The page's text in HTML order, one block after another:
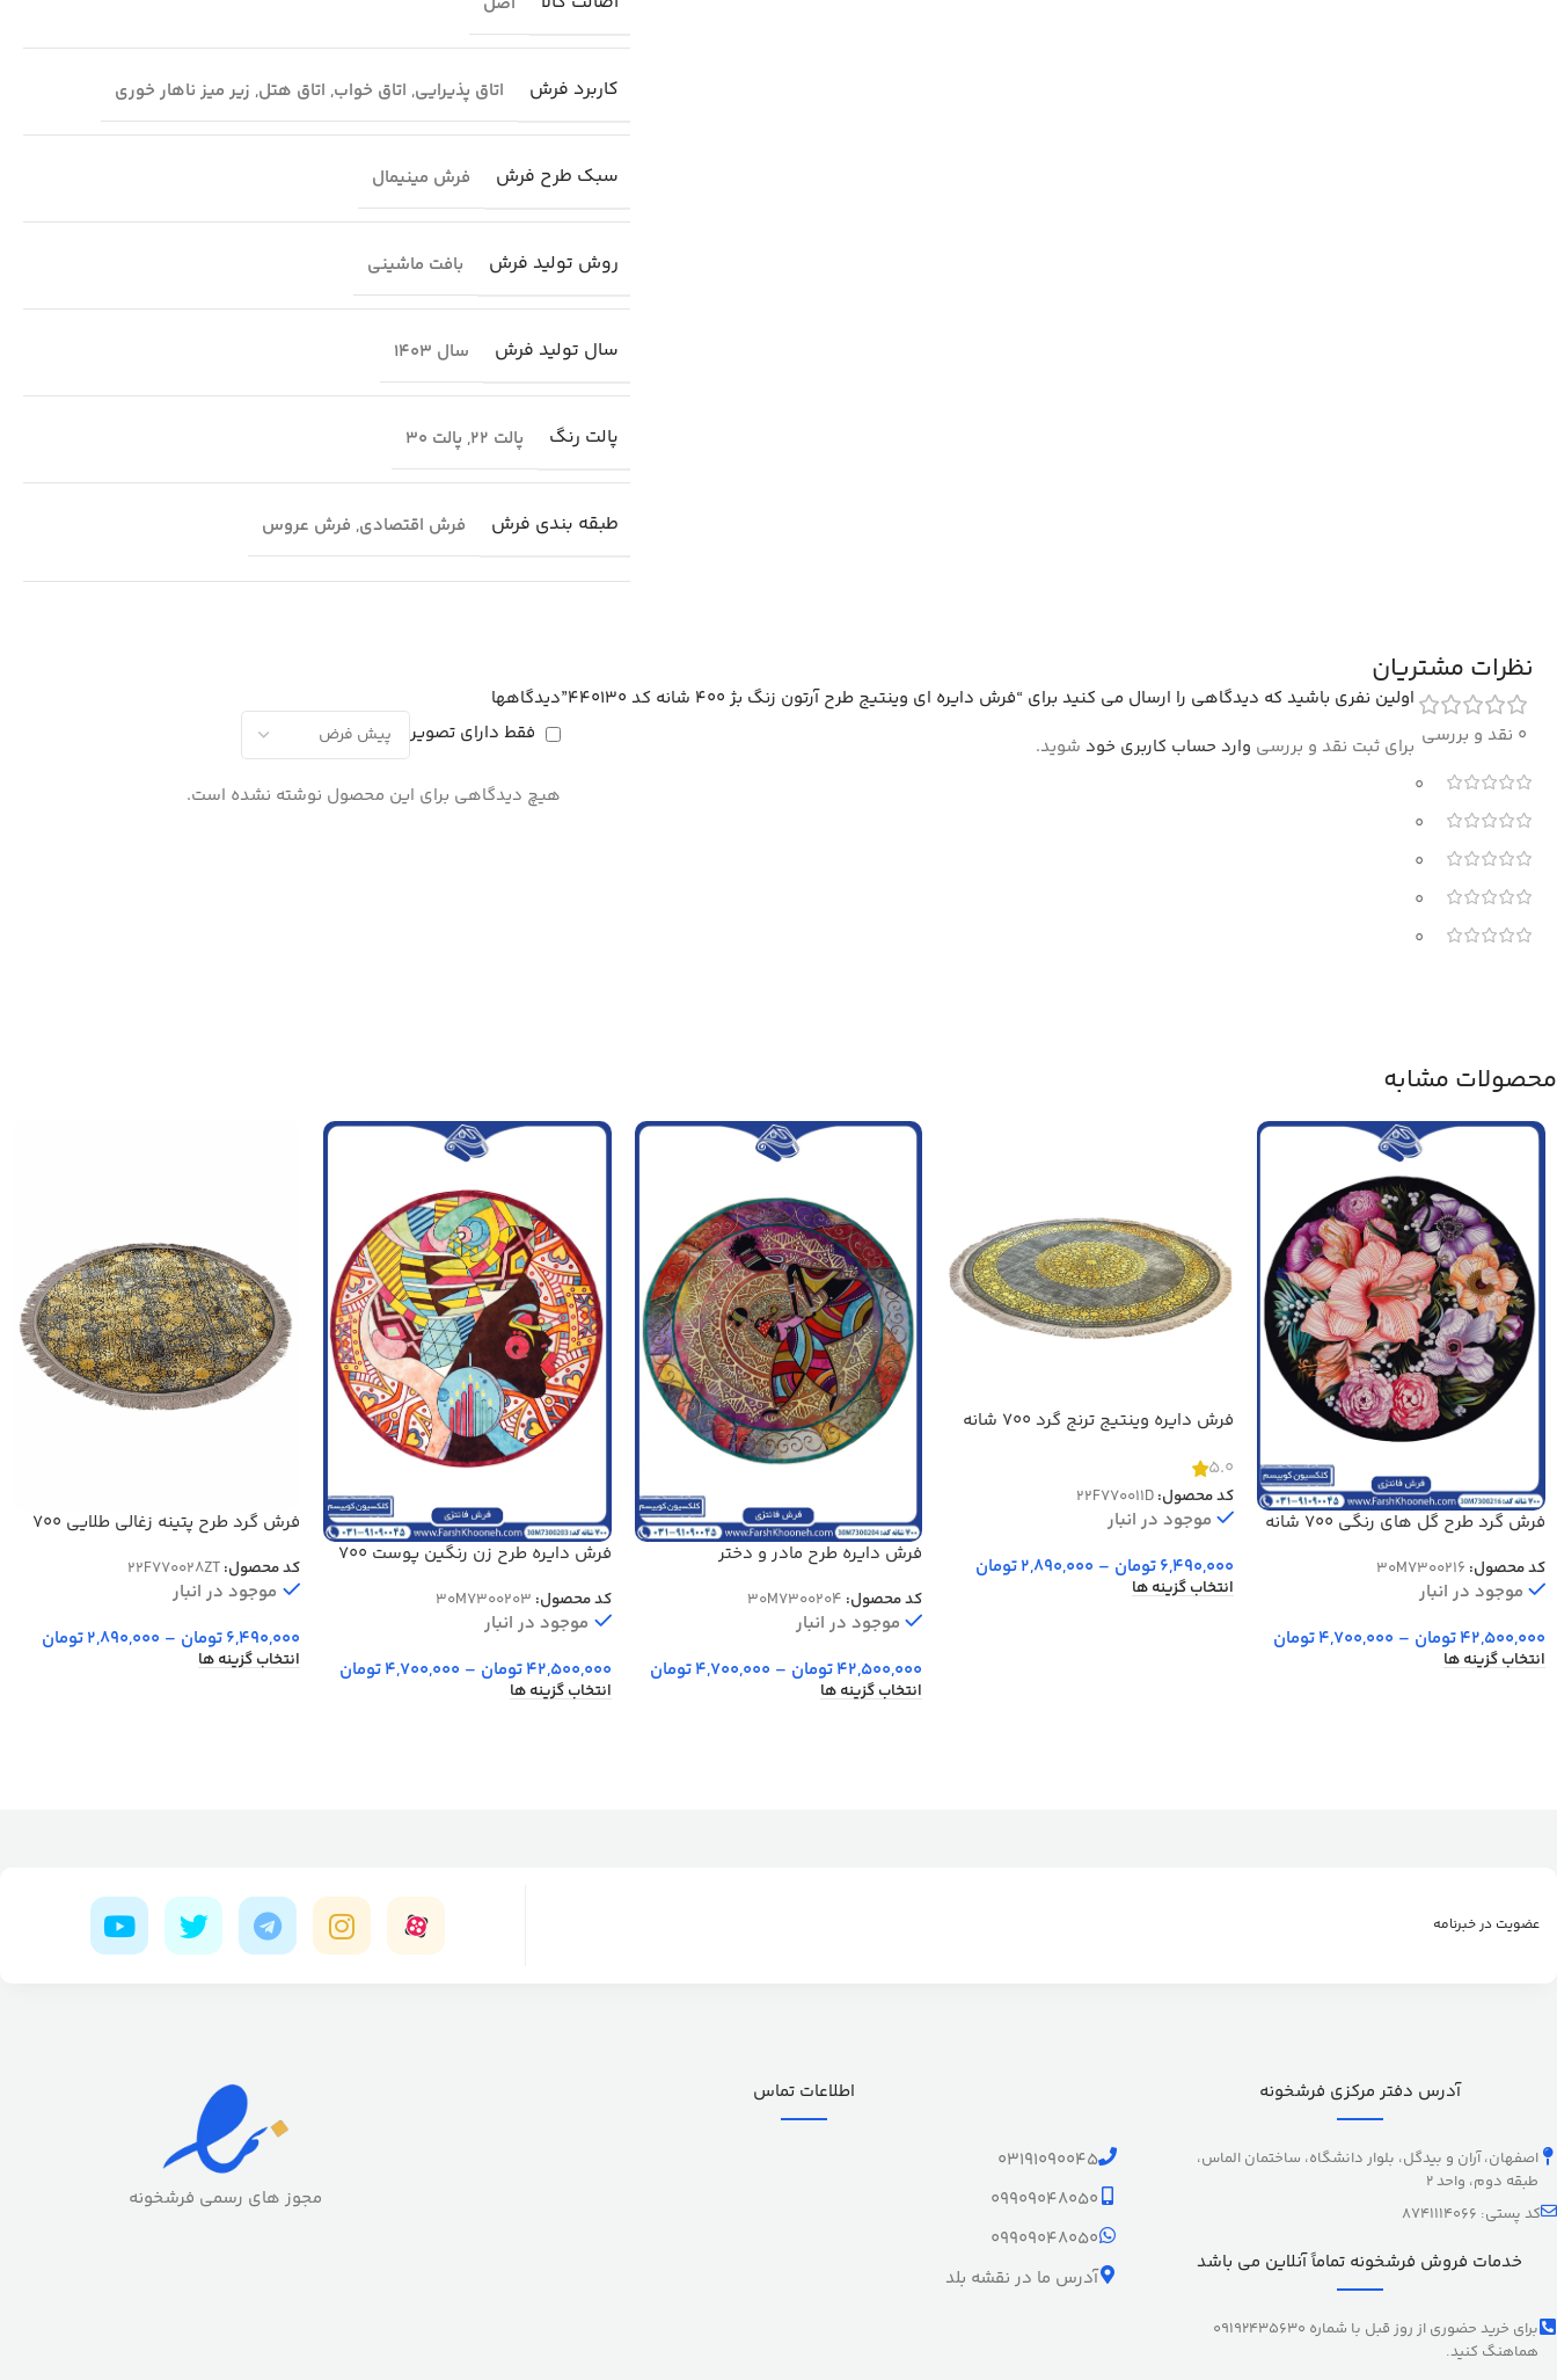
کاربرد فرش اتاق پذیرایی, اتاق خواب, اتاق هتل, زیر میز ناهار خوری
سبک طرح فرش فرش مینیمال
روش تولید فرش بافت ماشینی
سال تولید فرش سال 1403
پالت رنگ پالت 22 , پالت 30
طبقه بندی فرش فرش اقتصادی, فرش عروس
نظرات مشتریان
0 نقد و بررسی
0
0
0
0
0
دیدگاهها
فقط دارای تصویر
هیچ دیدگاهی برای این محصول نوشته نشده است.
اولین نفری باشید که دیدگاهی را ارسال می کنید برای “فرش دایره ای وینتیج طرح آرتون زنگ بژ 400 شانه کد 440130”
برای ثبت نقد و بررسی وارد حساب کاربری خود شوید.
محصولات مشابه
فرش گرد طرح گل های رنگی 700 شانه
کد محصول: 30M7300216
موجود در انبار
42,500,000تومان –
4,700,000تومان
انتخاب گزینه ها
فرش دایره وینتیج ترنج گرد 700 شانه
5.0
کد محصول:22F770011D
موجود در انبار
6,490,000تومان –
2,890,000تومان
انتخاب گزینه ها
فرش دایره طرح مادر و دختر
کد محصول: 30M7300204
موجود در انبار
42,500,000تومان –
4,700,000تومان
انتخاب گزینه ها
فرش دایره طرح زن رنگین پوست 700
کد محصول: 30M7300203
موجود در انبار
42,500,000تومان –
4,700,000تومان
انتخاب گزینه ها
فرش گرد طرح پتینه زغالی طلایی 700
کد محصول:22F770028ZT
موجود در انبار
6,490,000تومان –
2,890,000تومان
انتخاب گزینه ها
عضویت در خبرنامه
آدرس دفتر مرکزی فرشخونه
اصفهان، آران و بیدگل، بلوار دانشگاه، ساختمان الماس،
طبقه دوم، واحد 2
کد پستی: 8741114066
خدمات فروش فرشخونه تماماً آنلاین می باشد
برای خرید حضوری از روز قبل با شماره 09192435630
هماهنگ کنید.
اطلاعات تماس
03191090045
09909048050
09909048050
آدرس ما در نقشه بلد
مجوز های رسمی فرشخونه